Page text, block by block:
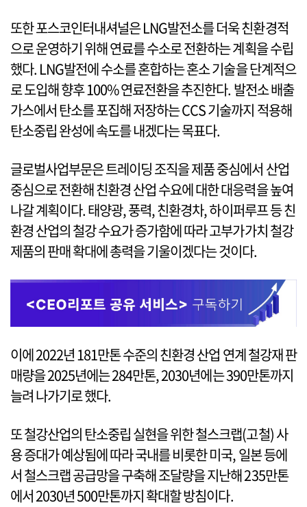
또한 포스코인터내셔널은 LNG발전소를 더욱 친환경적
으로 운영하기 위해 연료를 수소로 전환하는 계획을 수립
했다. LNG발전에 수소를 혼합하는 혼소 기술을 단계적으
로 도입해 향후 100% 연료전환을 추진한다. 발전소 배출
가스에서 탄소를 포집해 저장하는 CCS 기술까지 적용해
탄소중립 완성에 속도를 내겠다는 목표다.
글로벌사업부문은 트레이딩 조직을 제품 중심에서 산업
중심으로 전환해 친환경 산업 수요에 대한 대응력을 높여
나갈 계획이다. 태양광, 풍력, 친환경차, 하이퍼루프 등 친
환경 산업의 철강 수요가 증가함에 따라 고부가가치 철강
제품의 판매 확대에 총력을 기울이겠다는 것이다.
이에 2022년 181만톤 수준의 친환경 산업 연계 철강재 판
매량을 2025년에는 284만톤, 2030년에는 390만톤까지
늘려 나가기로 했다.
또 철강산업의 탄소중립 실현을 위한 철스크랩(고철) 사
용 증대가 예상됨에 따라 국내를 비롯한 미국, 일본 등에
서 철스크랩 공급망을 구축해 조달량을 지난해 235만톤
에서 2030년 500만톤까지 확대할 방침이다.